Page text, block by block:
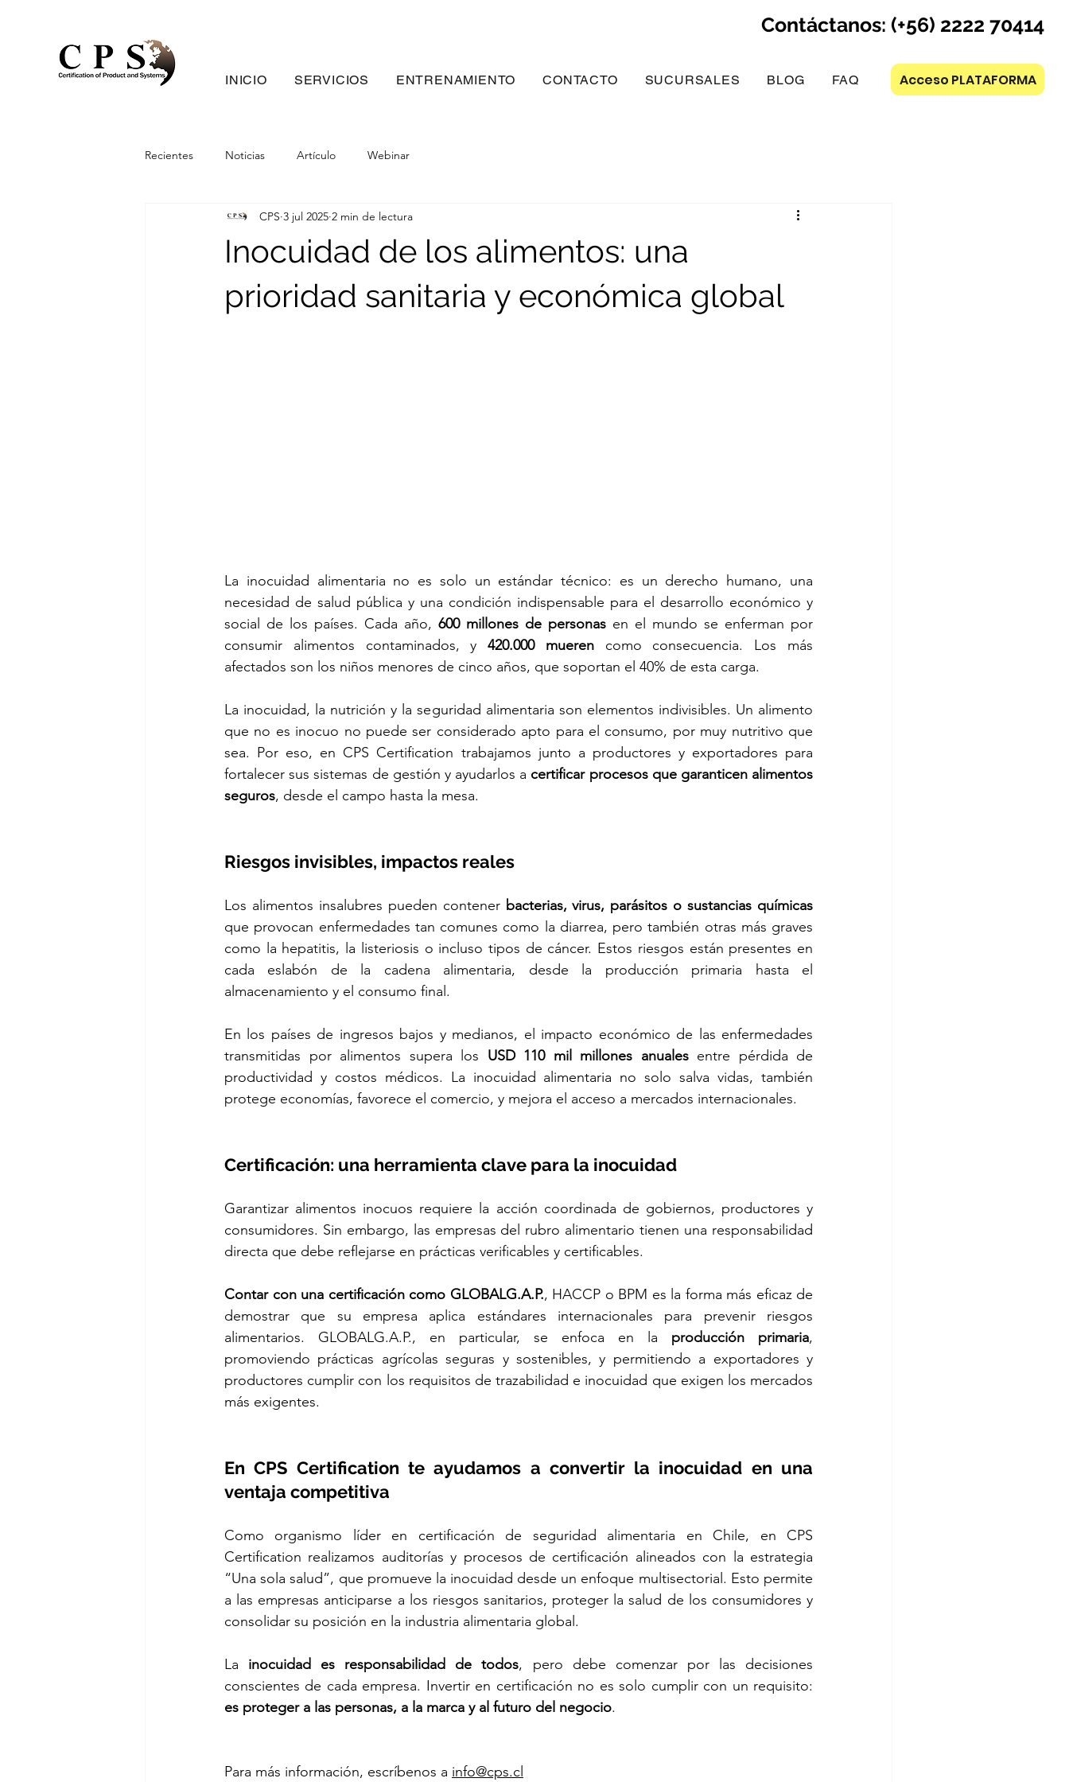
Contáctanos: (+56) 2222 70414
INICIO SERVICIOS ENTRENAMIENTO CONTACTO SUCURSALES BLOG FAQ Acceso PLATAFORMA
Recientes Noticias Artículo Webinar
Inocuidad de los alimentos: una
prioridad sanitaria y económica global
CPS 3 jul 2025 2 min de lectura
La inocuidad alimentaria no es solo un estándar técnico: es un derecho humano, una
necesidad de salud pública y una condición indispensable para el desarrollo económico y
social de los países. Cada año, 600 millones de personas en el mundo se enferman por
consumir alimentos contaminados, y 420.000 mueren como consecuencia. Los más
afectados son los niños menores de cinco años, que soportan el 40% de esta carga.
La inocuidad, la nutrición y la seguridad alimentaria son elementos indivisibles. Un alimento
que no es inocuo no puede ser considerado apto para el consumo, por muy nutritivo que
sea. Por eso, en CPS Certification trabajamos junto a productores y exportadores para
fortalecer sus sistemas de gestión y ayudarlos a certificar procesos que garanticen alimentos
seguros, desde el campo hasta la mesa.
Riesgos invisibles, impactos reales
Los alimentos insalubres pueden contener bacterias, virus, parásitos o sustancias químicas
que provocan enfermedades tan comunes como la diarrea, pero también otras más graves
como la hepatitis, la listeriosis o incluso tipos de cáncer. Estos riesgos están presentes en
cada eslabón de la cadena alimentaria, desde la producción primaria hasta el
almacenamiento y el consumo final.
En los países de ingresos bajos y medianos, el impacto económico de las enfermedades
transmitidas por alimentos supera los USD 110 mil millones anuales entre pérdida de
productividad y costos médicos. La inocuidad alimentaria no solo salva vidas, también
protege economías, favorece el comercio, y mejora el acceso a mercados internacionales.
Certificación: una herramienta clave para la inocuidad
Garantizar alimentos inocuos requiere la acción coordinada de gobiernos, productores y
consumidores. Sin embargo, las empresas del rubro alimentario tienen una responsabilidad
directa que debe reflejarse en prácticas verificables y certificables.
Contar con una certificación como GLOBALG.A.P., HACCP o BPM es la forma más eficaz de
demostrar que su empresa aplica estándares internacionales para prevenir riesgos
alimentarios. GLOBALG.A.P., en particular, se enfoca en la producción primaria,
promoviendo prácticas agrícolas seguras y sostenibles, y permitiendo a exportadores y
productores cumplir con los requisitos de trazabilidad e inocuidad que exigen los mercados
más exigentes.
En CPS Certification te ayudamos a convertir la inocuidad en una
ventaja competitiva
Como organismo líder en certificación de seguridad alimentaria en Chile, en CPS
Certification realizamos auditorías y procesos de certificación alineados con la estrategia
“Una sola salud”, que promueve la inocuidad desde un enfoque multisectorial. Esto permite
a las empresas anticiparse a los riesgos sanitarios, proteger la salud de los consumidores y
consolidar su posición en la industria alimentaria global.
La inocuidad es responsabilidad de todos, pero debe comenzar por las decisiones
es proteger a las personas, a la marca y al futuro del negocio.
Para más información, escríbenos a info@cps.cl